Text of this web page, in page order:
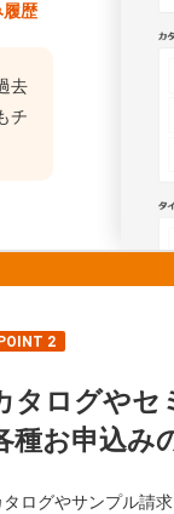
歴
去
チ
POINT 2
タログやセ
種お申込み
タログやサンプル請